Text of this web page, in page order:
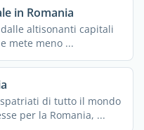
in Romania
altisonanti capitali
mete meno ...
di tutto il mondo
per la Romania, ...